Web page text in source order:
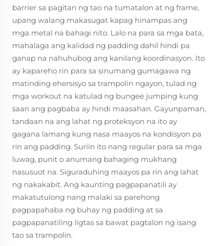
barrier sa pagitan ng tao na tumatalon at ng frame,
upang walang makasugat kapag hinampas ang
mga metal na bahagi nito. Lalo na para sa mga bata,
mahalaga ang kalidad ng padding dahil hindi pa
ganap na nahuhubog ang kanilang koordinasyon. Ito
ay kapareho rin para sa sinumang gumagawa ng
matinding ehersisyo sa trampolin ngayon, tulad ng
mga workout na katulad ng bungee jumping kung
saan ang pagbaba ay hindi maasahan. Gayunpaman,
tandaan na ang lahat ng proteksyon na ito ay
gagana lamang kung nasa maayos na kondisyon pa
rin ang padding. Suriin ito nang regular para sa mga
luwag, punit o anumang bahaging mukhang
nasusuot na. Siguraduhing maayos pa rin ang lahat
ng nakakabit. Ang kaunting pagpapanatili ay
makatutulong nang malaki sa parehong
pagpapahaba ng buhay ng padding at sa
pagpapanatiling ligtas sa bawat pagtalon ng isang
tao sa trampolin.